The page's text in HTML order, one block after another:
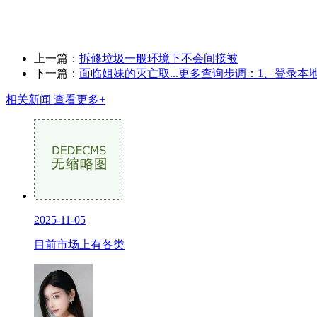
上一篇： 拆修垃圾一般环境下不会间接被
下一篇： 面临姐妹的灭亡取...更多查询步调：1、登录本
相关新闻 查看更多+
2025-11-05
目前市场上有各类